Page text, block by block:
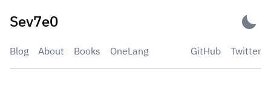
Sev7e0
Blog About Books OneLang GitHub Twitter